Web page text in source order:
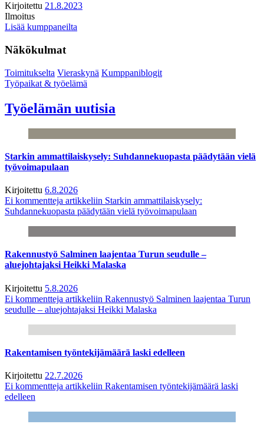
Kirjoitettu 21.8.2023
Ilmoitus
Lisää kumppaneilta
Näkökulmat
Toimitukselta Vieraskynä Kumppaniblogit
Työpaikat & työelämä
Työelämän uutisia
Starkin ammattilaiskysely: Suhdannekuopasta päädytään vielä
työvoimapulaan
Kirjoitettu 6.8.2026
Ei kommentteja artikkeliin Starkin ammattilaiskysely:
Suhdannekuopasta päädytään vielä työvoimapulaan
Rakennustyö Salminen laajentaa Turun seudulle –
aluejohtajaksi Heikki Malaska
Kirjoitettu 5.8.2026
Ei kommentteja artikkeliin Rakennustyö Salminen laajentaa Turun
seudulle – aluejohtajaksi Heikki Malaska
Rakentamisen työntekijämäärä laski edelleen
Kirjoitettu 22.7.2026
Ei kommentteja artikkeliin Rakentamisen työntekijämäärä laski
edelleen